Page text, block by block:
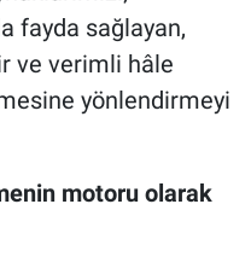
fayda sağlayan,
ve verimli hâle
yönlendirmeyi
motoru olarak